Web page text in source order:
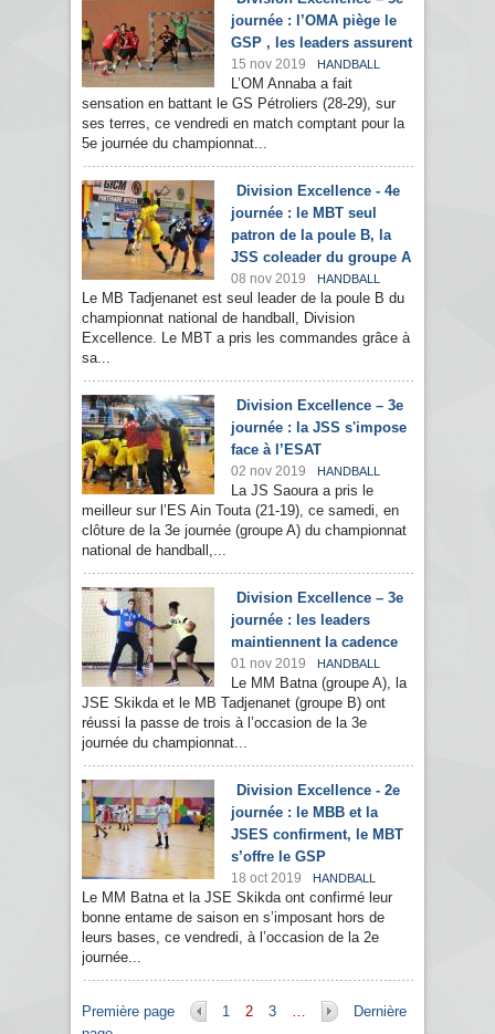
journée : l’OMA piège le
GSP , les leaders assurent
15 nov 2019 HANDBALL
L’OM Annaba a fait
sensation en battant le GS Pétroliers (28-29), sur
ses terres, ce vendredi en match comptant pour la
5e journée du championnat...
Division Excellence - 4e
journée : le MBT seul
patron de la poule B, la
JSS coleader du groupe A
08 nov 2019 HANDBALL
Le MB Tadjenanet est seul leader de la poule B du
championnat national de handball, Division
Excellence. Le MBT a pris les commandes grâce à
sa...
Division Excellence – 3e
journée : la JSS s'impose
face à l’ESAT
02 nov 2019 HANDBALL
La JS Saoura a pris le
meilleur sur l’ES Ain Touta (21-19), ce samedi, en
clôture de la 3e journée (groupe A) du championnat
national de handball,...
Division Excellence – 3e
journée : les leaders
maintiennent la cadence
01 nov 2019 HANDBALL
Le MM Batna (groupe A), la
JSE Skikda et le MB Tadjenanet (groupe B) ont
réussi la passe de trois à l’occasion de la 3e
journée du championnat...
Division Excellence - 2e
journée : le MBB et la
JSES confirment, le MBT
s’offre le GSP
18 oct 2019 HANDBALL
Le MM Batna et la JSE Skikda ont confirmé leur
bonne entame de saison en s’imposant hors de
leurs bases, ce vendredi, à l’occasion de la 2e
journée...
Pages
Première page 1 2 3 …
Dernière